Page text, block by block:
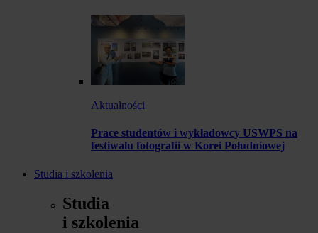
Aktualności
Prace studentów i wykładowcy USWPS na
festiwalu fotografii w Korei Południowej
Studia i szkolenia
Studia
i szkolenia